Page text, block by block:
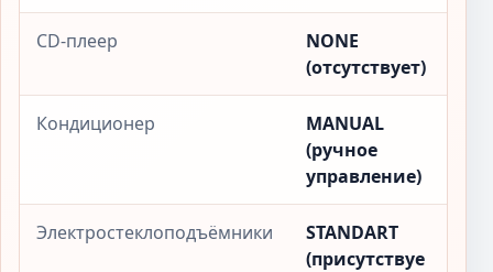
CD-плеер
NONE
(отсутствует)
Кондиционер
MANUAL
(ручное
управление)
Электростеклоподъёмники
STANDART
(присутствуе